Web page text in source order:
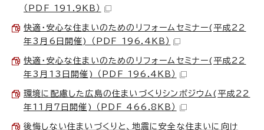
（PDF 191.9KB）
快適・安心な住まいのためのリフォームセミナー(平成22
年3月6日開催) （PDF 196.4KB）
快適・安心な住まいのためのリフォームセミナー(平成22
年3月13日開催) （PDF 196.4KB）
環境に配慮した広島の住まいづくりシンポジウム(平成22
年11月7日開催) （PDF 466.8KB）
後悔しない住まいづくりと、地震に安全な住まいに向け